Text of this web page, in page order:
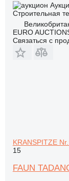
Строительная
EURO
Связаться с
KRANSPITZE
15
FAUN